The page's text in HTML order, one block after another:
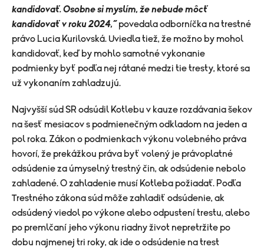
kandidovať. Osobne si myslím, že nebude môcť
kandidovať v roku 2024,“ povedala odborníčka na trestné
právo Lucia Kurilovská. Uviedla tiež, že možno by mohol
kandidovať, keď by mohlo samotné vykonanie
podmienky byť podľa nej rátané medzi tie tresty, ktoré sa
už vykonaním zahladzujú.
Najvyšší súd SR odsúdil Kotlebu v kauze rozdávania šekov
na šesť mesiacov s podmienečným odkladom na jeden a
pol roka. Zákon o podmienkach výkonu volebného práva
hovorí, že prekážkou práva byť volený je právoplatné
odsúdenie za úmyselný trestný čin, ak odsúdenie nebolo
zahladené. O zahladenie musí Kotleba požiadať. Podľa
Trestného zákona súd môže zahladiť odsúdenie, ak
odsúdený viedol po výkone alebo odpustení trestu, alebo
po premlčaní jeho výkonu riadny život nepretržite po
dobu najmenej tri roky, ak ide o odsúdenie na trest